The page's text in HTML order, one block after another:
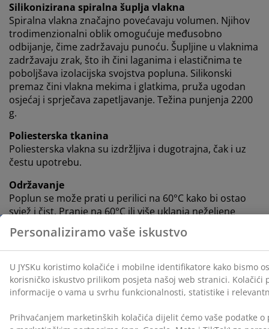
Silikonizirana spiralna šuplja vlakna
Spiralna vlakna značajno povećavaju volumen. Njihov
trodimenzionalni oblik omogućuje međusobno
odbijanje, čime zadržavaju punoću. Šupljine u vlaknima
zadržavaju zrak, što ih čini laganima i elastičnima te
poboljšava izolacijska svojstva popluna. Silikonski
premaz čini vlakna mekima i glatkima, pruža ugodan
osjećaj i sprječava zapetljavanje. Težina punjenja 2200
g.
Poliesterska tkanina
Poliesterska vlakna su izdržljiva i dugotrajna, čak i uz
čestu upotrebu.
Održavanje
Poplun se može prati u perilici na 60°C kako bi ostao
svjež i čist. Pranje na 60°C ili više uklanja neželjene
grinje iz tkanine. Koristite deterdžent prikladan za
punjenje od vlakana.
OEKO-TEX® STANDARD 100
Ovaj proizvod ima OEKO-TEX® STANDARD 100
certifikat. To znači da je svaka komponenta testirana
od strane neovisnih OEKO-TEX® instituta i zadovoljava
stroge kriterije za štetne tvari.